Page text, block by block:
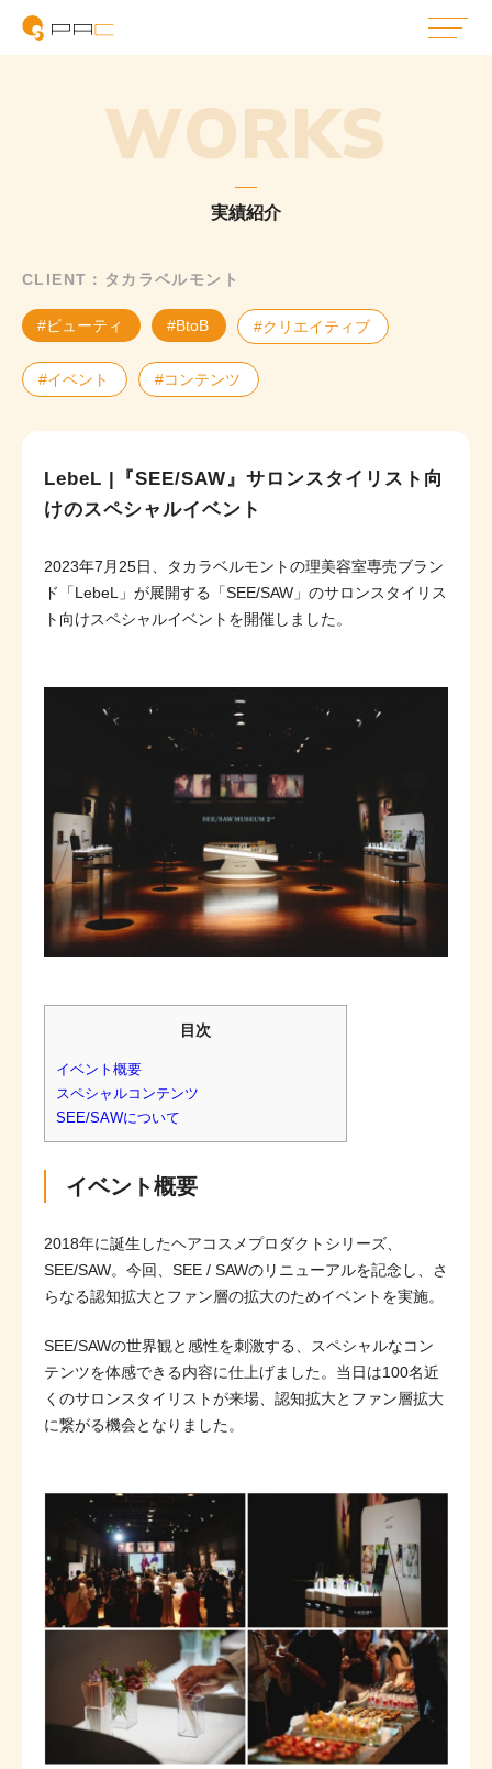
WORKS
実績紹介
CLIENT：タカラベルモント
#ビューティ #BtoB #クリエイティブ
#イベント #コンテンツ
LebeL |『SEE/SAW』サロンスタイリスト向
けのスペシャルイベント
2023年7月25日、タカラベルモントの理美容室専売ブラン
ド「LebeL」が展開する「SEE/SAW」のサロンスタイリス
ト向けスペシャルイベントを開催しました。
目次
イベント概要
スペシャルコンテンツ
SEE/SAWについて
イベント概要
2018年に誕生したヘアコスメプロダクトシリーズ、
SEE/SAW。今回、SEE / SAWのリニューアルを記念し、さ
らなる認知拡大とファン層の拡大のためイベントを実施。
SEE/SAWの世界観と感性を刺激する、スペシャルなコン
テンツを体感できる内容に仕上げました。当日は100名近
くのサロンスタイリストが来場、認知拡大とファン層拡大
に繋がる機会となりました。